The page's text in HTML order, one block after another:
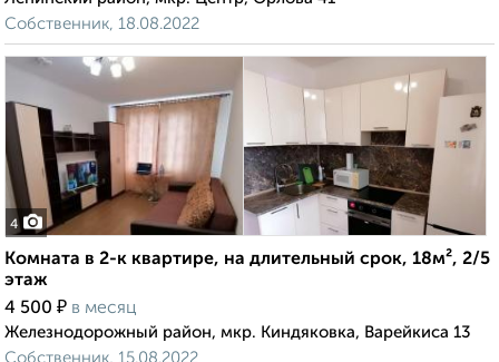
Собственник, 18.08.2022
4
Комната в 2-к квартире, на длительный срок, 18м², 2/5
этаж
4 500 ₽ в месяц
Железнодорожный район, мкр. Киндяковка, Варейкиса 13
Собственник, 15.08.2022